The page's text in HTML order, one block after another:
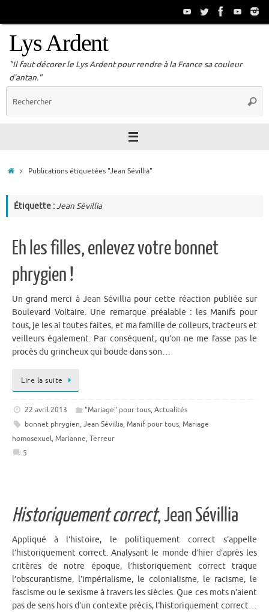
Lys Ardent
"Il faut décorer le Lys Ardent pour rendre à la France sa couleur
d'antan."
AccueilPublications étiquetées "Jean Sévillia"
Étiquette :Jean Sévillia
Eh les filles, enlevez votre bonnet
phrygien !
Un grand merci à Jean Sévillia pour cette réaction publiée sur
Boulevard Voltaire. Une remarque préalable : les Manifs pour
tous, je les ai toutes faites, et ma famille de colleurs, tracteurs et
veilleurs également. Par conséquent, qu’on ne me fasse pas le
procès du grincheux qui boude dans son…
Lire la suite
22 avril 2013 "Mariage" pour tous,Actualités
bonnet phrygien, Jean Sévillia, Manif pour tous, Mariage
homosexuel, Marianne, Terreur
5
Historiquement correct, Jean Sévillia
Appliqué à l’histoire, le politiquement correct s’appelle
l’historiquement correct. Analysant le monde d’hier d’après les
critères de notre époque, l’historiquement correct traque
l’obscurantisme, l’impérialisme, le colonialisme, le racisme, le
fascisme ou le sexisme à travers les siècles. Que ces mots n’aient
pas de sens hors d’un contexte précis, l’historiquement correct…